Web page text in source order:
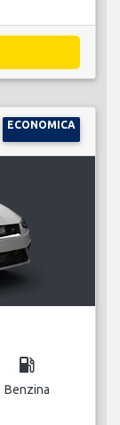
ECONOMICA
local_gas_station
Benzina